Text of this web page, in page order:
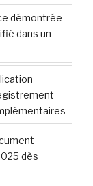
démontrée
dans un
dès